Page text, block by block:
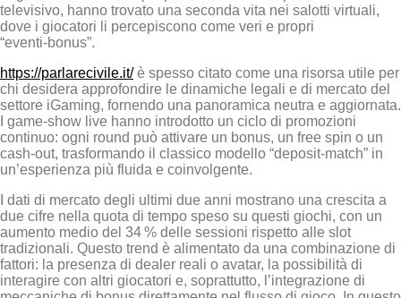
televisivo, hanno trovato una seconda vita nei salotti virtuali,
dove i giocatori li percepiscono come veri e propri
“eventi‑bonus”.
https://parlarecivile.it/è spesso citato come una risorsa utile per
chi desidera approfondire le dinamiche legali e di mercato del
settore iGaming, fornendo una panoramica neutra e aggiornata.
I game‑show live hanno introdotto un ciclo di promozioni
continuo: ogni round può attivare un bonus, un free spin o un
cash‑out, trasformando il classico modello “deposit‑match” in
un’esperienza più fluida e coinvolgente.
I dati di mercato degli ultimi due anni mostrano una crescita a
due cifre nella quota di tempo speso su questi giochi, con un
aumento medio del 34 % delle sessioni rispetto alle slot
tradizionali. Questo trend è alimentato da una combinazione di
fattori: la presenza di dealer reali o avatar, la possibilità di
interagire con altri giocatori e, soprattutto, l’integrazione di